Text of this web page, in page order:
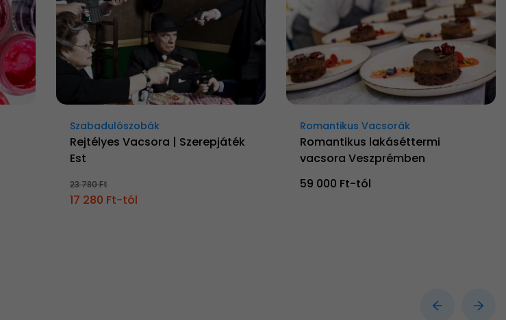
Szabadulószobák
Rejtélyes Vacsora | Szerepjáték
Est
23 780 Ft
17 280 Ft-tól
Romantikus Vacsorák
Romantikus lakáséttermi
vacsora Veszprémben
59 000 Ft-tól